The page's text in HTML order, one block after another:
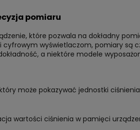
pomiaru
które pozwala na dokładny
wyświetlaczom, pomiary są
a niektóre modele
może pokazywać jednostki
wartości ciśnienia w pamięci